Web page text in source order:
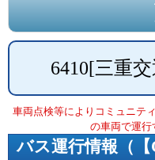
6410[三重
車両点検等によりコミュニテ
の車両で運行
バス運行情報（